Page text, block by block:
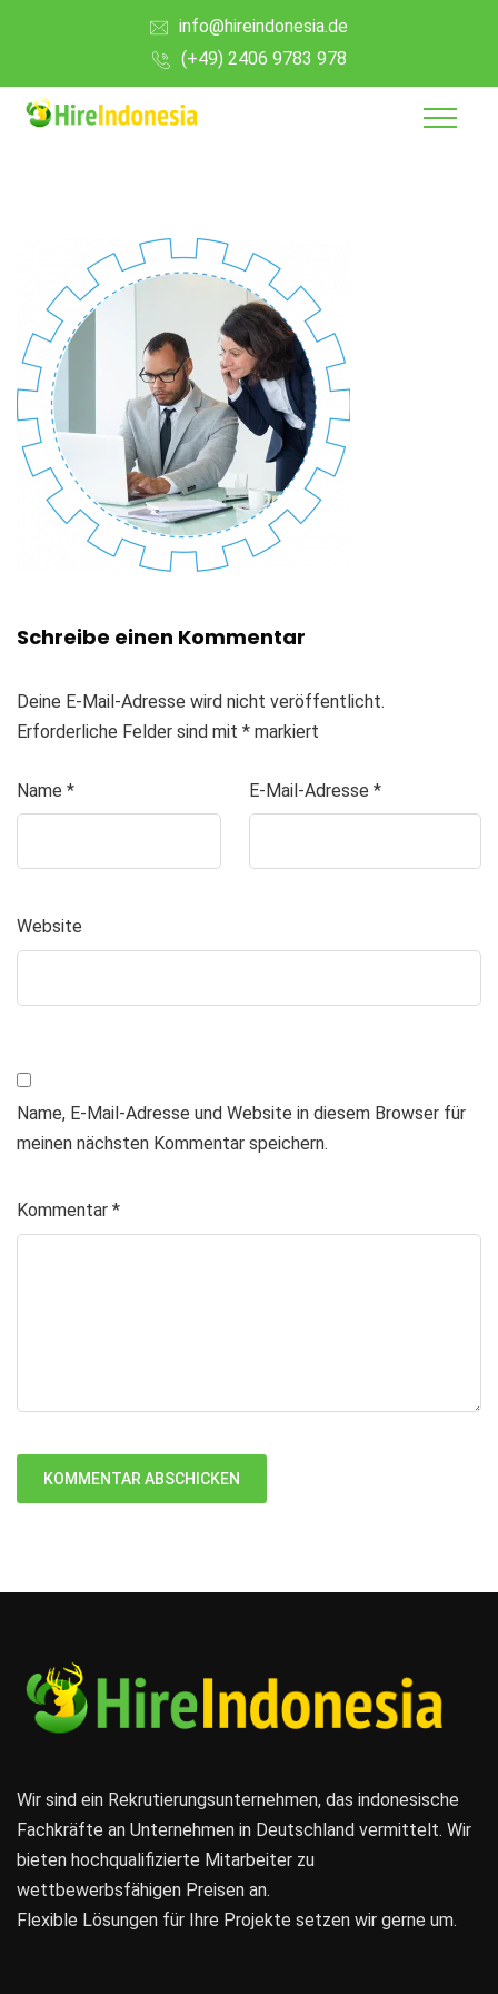
info@hireindonesia.de
(+49) 2406 9783 978
Schreibe einen Kommentar
Deine E-Mail-Adresse wird nicht veröffentlicht.
Erforderliche Felder sind mit * markiert
Name * E-Mail-Adresse *
Website
Name, E-Mail-Adresse und Website in diesem Browser für
meinen nächsten Kommentar speichern.
Kommentar *
Wir sind ein Rekrutierungsunternehmen, das indonesische
Fachkräfte an Unternehmen in Deutschland vermittelt. Wir
bieten hochqualifizierte Mitarbeiter zu
wettbewerbsfähigen Preisen an.
Flexible Lösungen für Ihre Projekte setzen wir gerne um.